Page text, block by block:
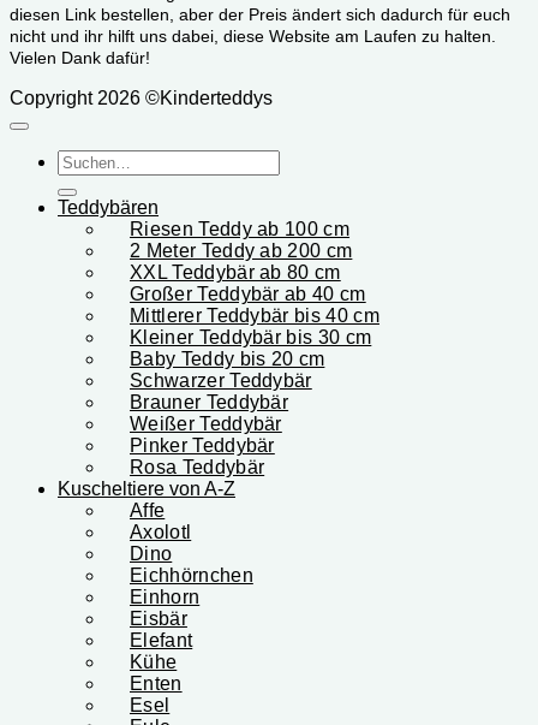
diesen Link bestellen, aber der Preis ändert sich dadurch für euch
nicht und ihr hilft uns dabei, diese Website am Laufen zu halten.
Vielen Dank dafür!
Copyright 2026 ©Kinderteddys
Suchen
nach:
Teddybären
Riesen Teddy ab 100 cm
2 Meter Teddy ab 200 cm
XXL Teddybär ab 80 cm
Großer Teddybär ab 40 cm
Mittlerer Teddybär bis 40 cm
Kleiner Teddybär bis 30 cm
Baby Teddy bis 20 cm
Schwarzer Teddybär
Brauner Teddybär
Weißer Teddybär
Pinker Teddybär
Rosa Teddybär
Kuscheltiere von A-Z
Affe
Axolotl
Dino
Eichhörnchen
Einhorn
Eisbär
Elefant
Kühe
Enten
Esel